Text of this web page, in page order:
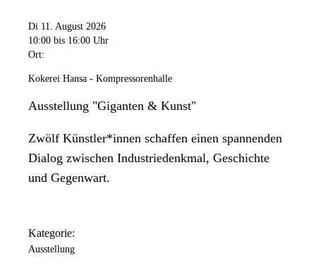
Di 11. August 2026
10:00 bis 16:00 Uhr
Ort:
Kokerei Hansa - Kompressorenhalle
Ausstellung "Giganten & Kunst"
Zwölf Künstler*innen schaffen einen spannenden
Dialog zwischen Industriedenkmal, Geschichte
und Gegenwart.
Kategorie:
Ausstellung